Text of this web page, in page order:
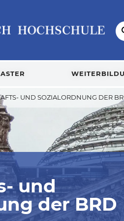
UND SOZIALORDNUNG DER
und
der BRD